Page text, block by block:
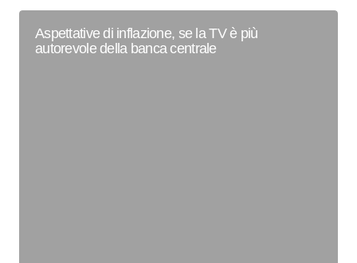
Aspettative di inflazione, se la TV è più
autorevole della banca centrale